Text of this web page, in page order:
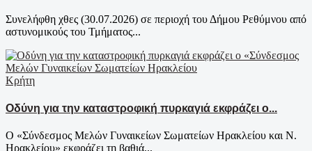
Συνελήφθη χθες (30.07.2026) σε περιοχή του Δήμου Ρεθύμνου από
αστυνομικούς του Τμήματος...
Κρήτη
Οδύνη για την καταστροφική πυρκαγιά εκφράζει ο...
Ο «Σύνδεσμος Μελών Γυναικείων Σωματείων Ηρακλείου και Ν.
Ηρακλείου» εκφράζει τη βαθιά...